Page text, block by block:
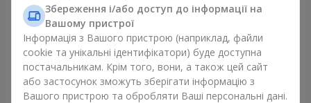
Букет "Веселка емоцій"
1 888 грн
Букет "Краса" з повітряними
кулями
2 656 грн
Збереження і/або доступ до інформації на
Вашому пристрої
Інформація з Вашого пристрою (наприклад, файли
cookie та унікальні ідентифікатори) буде доступна
постачальникам. Крім того, вони, а також цей сайт
або застосунок зможуть зберігати інформацію з
Вашого пристрою та обробляти Ваші персональні дані.